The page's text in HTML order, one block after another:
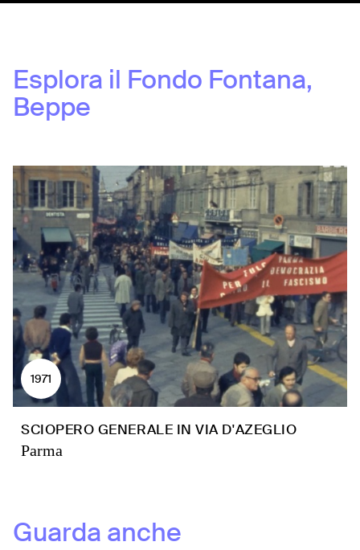
Esplora il Fondo Fontana,
Beppe
1971
SCIOPERO GENERALE IN VIA D'AZEGLIO
Parma
Guarda anche